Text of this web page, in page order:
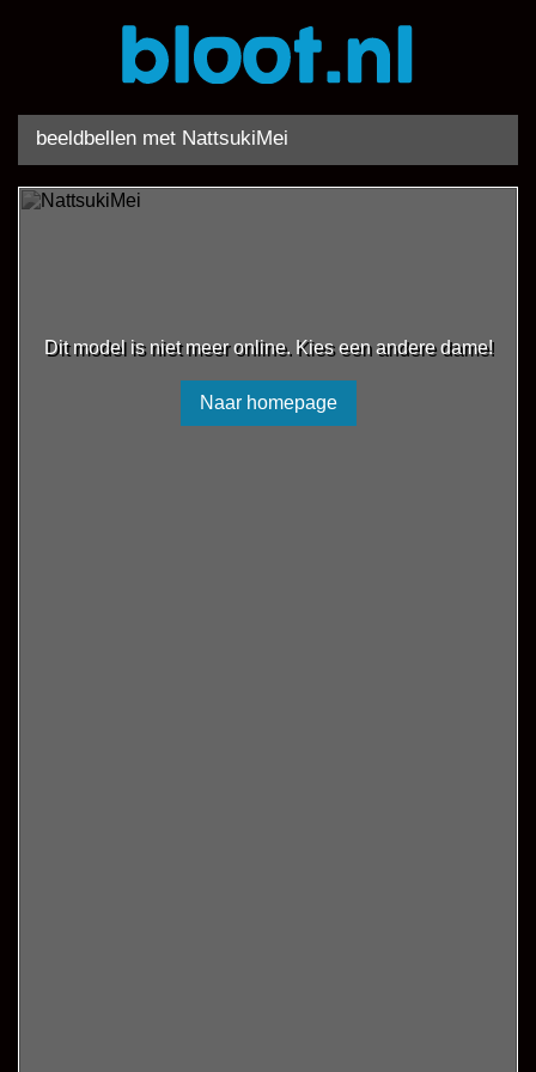
beeldbellen met NattsukiMei
Dit model is niet meer online. Kies een andere dame!
Naar homepage